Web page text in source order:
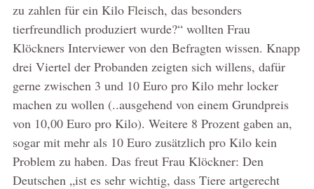
zu zahlen für ein Kilo Fleisch, das besonders
tierfreundlich produziert wurde?“ wollten Frau
Klöckners Interviewer von den Befragten wissen. Knapp
drei Viertel der Probanden zeigten sich willens, dafür
gerne zwischen 3 und 10 Euro pro Kilo mehr locker
machen zu wollen (..ausgehend von einem Grundpreis
von 10,00 Euro pro Kilo). Weitere 8 Prozent gaben an,
sogar mit mehr als 10 Euro zusätzlich pro Kilo kein
Problem zu haben. Das freut Frau Klöckner: Den
Deutschen „ist es sehr wichtig, dass Tiere artgerecht